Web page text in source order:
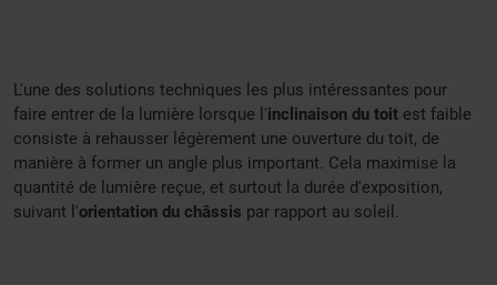
L'une des solutions techniques les plus intéressantes pour
faire entrer de la lumière lorsque l'inclinaison du toit est faible
consiste à rehausser légèrement une ouverture du toit, de
manière à former un angle plus important. Cela maximise la
quantité de lumière reçue, et surtout la durée d'exposition,
suivant l'orientation du châssis par rapport au soleil.